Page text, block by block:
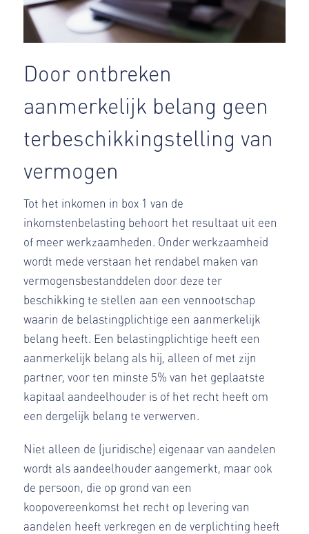
Door ontbreken
aanmerkelijk belang geen
terbeschikkingstelling van
vermogen
Tot het inkomen in box 1 van de
inkomstenbelasting behoort het resultaat uit een
of meer werkzaamheden. Onder werkzaamheid
wordt mede verstaan het rendabel maken van
vermogensbestanddelen door deze ter
beschikking te stellen aan een vennootschap
waarin de belastingplichtige een aanmerkelijk
belang heeft. Een belastingplichtige heeft een
aanmerkelijk belang als hij, alleen of met zijn
partner, voor ten minste 5% van het geplaatste
kapitaal aandeelhouder is of het recht heeft om
een dergelijk belang te verwerven.
Niet alleen de (juridische) eigenaar van aandelen
wordt als aandeelhouder aangemerkt, maar ook
de persoon, die op grond van een
koopovereenkomst het recht op levering van
aandelen heeft verkregen en de verplichting heeft